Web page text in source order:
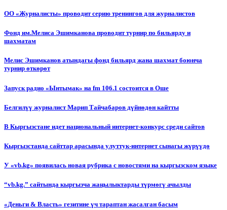
ОО «Журналисты» проводит серию тренингов для журналистов
Фонд им.Мелиса Эшимканова проводит турнир по бильярду и
шахматам
Мелис Эшимканов атындагы фонд бильярд жана шахмат боюнча
турнир өткөрөт
Запуск радио «Ынтымак» на fm 106.1 состоится в Оше
Белгилүү журналист Марип Тайчабаров дүйнөдөн кайтты
В Кыргызстане идет национальный интернет-конкурс среди сайтов
Кыргызстанда сайттар арасында улуттук-интернет сынагы жүрүүдө
У «vb.kg» появилась новая рубрика с новостями на кыргызском языке
“vb.kg.” сайтында кыргызча жаңылыктарды түрмөгү ачылды
«Деньги & Власть» гезитине үч тараптан жасалган басым